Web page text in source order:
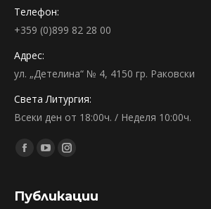
Телефон:
+359 (0)899 82 28 00
Адрес:
ул. „Детелина“ № 4, 4150 гр. Раковски
Света Литургия:
Всеки ден от 18:00ч. / Неделя 10:00ч.
Find us on:
Facebook
opens
YouTube
opens
Instagram
opens
Публикации